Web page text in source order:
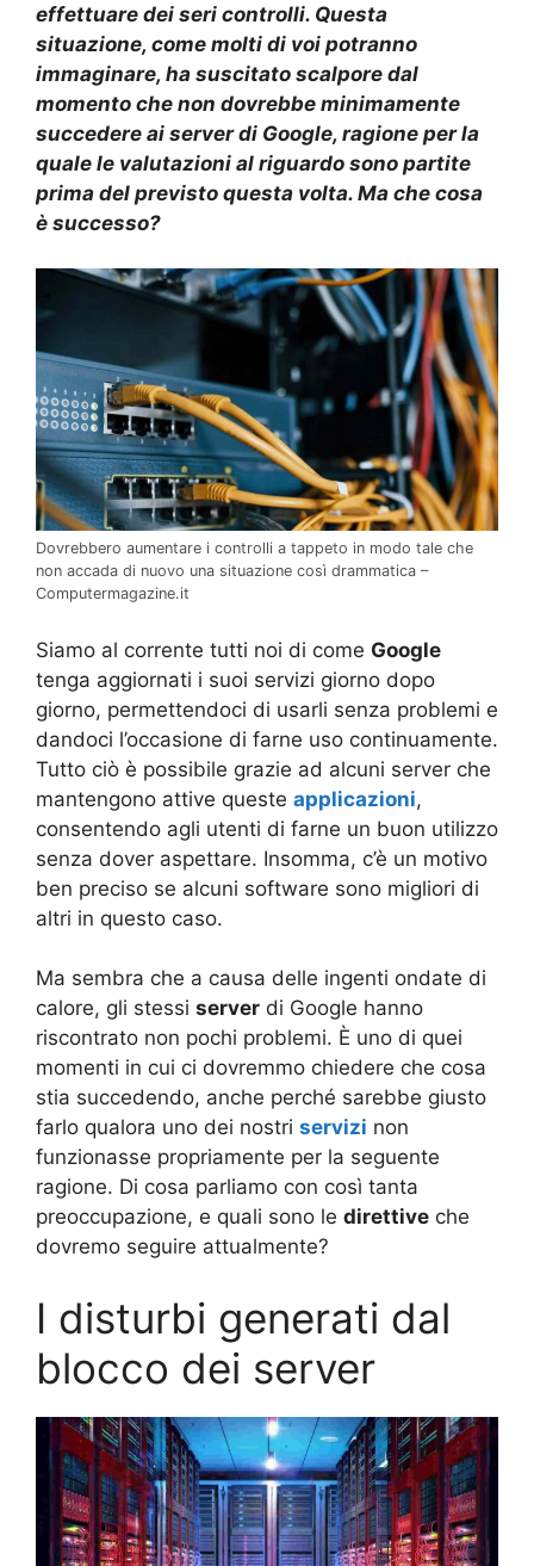
effettuare dei seri controlli. Questa
situazione, come molti di voi potranno
immaginare, ha suscitato scalpore dal
momento che non dovrebbe minimamente
succedere ai serverdi Google, ragione per la
quale le valutazioni al riguardo sono partite
prima del previsto questa volta. Ma che cosa
è successo?
Dovrebbero aumentare i controlli a tappeto in modo tale che
non accada di nuovo una situazione così drammatica –
Computermagazine.it
Siamo al corrente tutti noi di come Google
tenga aggiornati i suoi servizi giorno dopo
giorno, permettendoci di usarli senza problemi e
dandoci l’occasione di farne uso continuamente.
Tutto ciò è possibile grazie ad alcuni server che
mantengono attive queste applicazioni,
consentendo agli utenti di farne un buon utilizzo
senza dover aspettare. Insomma, c’è un motivo
ben preciso se alcuni software sono migliori di
altri in questo caso.
Ma sembra che a causa delle ingenti ondate di
calore, gli stessi server di Google hanno
riscontrato non pochi problemi. È uno di quei
momenti in cui ci dovremmo chiedere che cosa
stia succedendo, anche perché sarebbe giusto
farlo qualora uno dei nostri servizi non
funzionasse propriamente per la seguente
ragione. Di cosa parliamo con così tanta
preoccupazione, e quali sono le direttive che
dovremo seguire attualmente?
I disturbi generati dal
blocco dei server